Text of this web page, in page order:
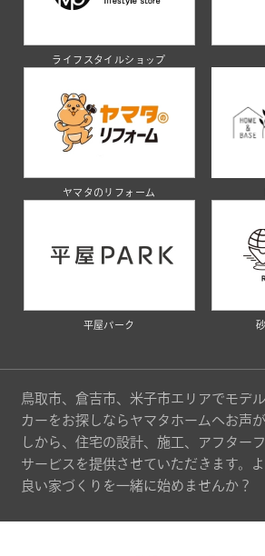
ライフスタイルショップ
ヤマタのリフォーム
平屋パーク
鳥取市、倉吉市、米子市エリアでモデ
カーをお探しならヤマタホームへお声
しから、住宅の設計、施工、アフター
サービスを提供させていただきます。
良い家づくりを一緒に始めませんか？